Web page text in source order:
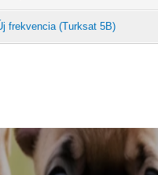
frekvencia (Turksat 5B)